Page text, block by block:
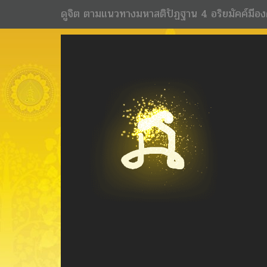
ดูจิต ตามแนวทางมหาสติปัฏฐาน 4 อริยมัคค์มีอ